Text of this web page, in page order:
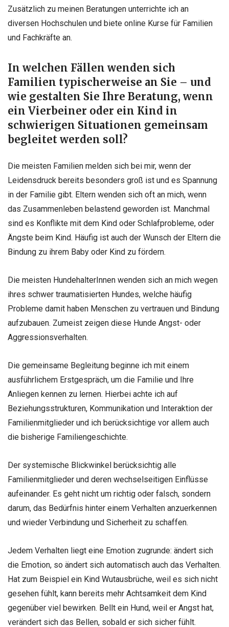
Zusätzlich zu meinen Beratungen unterrichte ich an
diversen Hochschulen und biete online Kurse für Familien
und Fachkräfte an.
In welchen Fällen wenden sich
Familien typischerweise an Sie – und
wie gestalten Sie Ihre Beratung, wenn
ein Vierbeiner oder ein Kind in
schwierigen Situationen gemeinsam
begleitet werden soll?
Die meisten Familien melden sich bei mir, wenn der
Leidensdruck bereits besonders groß ist und es Spannung
in der Familie gibt. Eltern wenden sich oft an mich, wenn
das Zusammenleben belastend geworden ist. Manchmal
sind es Konflikte mit dem Kind oder Schlafprobleme, oder
Ängste beim Kind. Häufig ist auch der Wunsch der Eltern die
Bindung zu ihrem Baby oder Kind zu fördern.
Die meisten HundehalterInnen wenden sich an mich wegen
ihres schwer traumatisierten Hundes, welche häufig
Probleme damit haben Menschen zu vertrauen und Bindung
aufzubauen. Zumeist zeigen diese Hunde Angst- oder
Aggressionsverhalten.
Die gemeinsame Begleitung beginne ich mit einem
ausführlichem Erstgespräch, um die Familie und Ihre
Anliegen kennen zu lernen. Hierbei achte ich auf
Beziehungsstrukturen, Kommunikation und Interaktion der
Familienmitglieder und ich berücksichtige vor allem auch
die bisherige Familiengeschichte.
Der systemische Blickwinkel berücksichtig alle
Familienmitglieder und deren wechselseitigen Einflüsse
aufeinander. Es geht nicht um richtig oder falsch, sondern
darum, das Bedürfnis hinter einem Verhalten anzuerkennen
und wieder Verbindung und Sicherheit zu schaffen.
Jedem Verhalten liegt eine Emotion zugrunde: ändert sich
die Emotion, so ändert sich automatisch auch das Verhalten.
Hat zum Beispiel ein Kind Wutausbrüche, weil es sich nicht
gesehen fühlt, kann bereits mehr Achtsamkeit dem Kind
gegenüber viel bewirken. Bellt ein Hund, weil er Angst hat,
verändert sich das Bellen, sobald er sich sicher fühlt.